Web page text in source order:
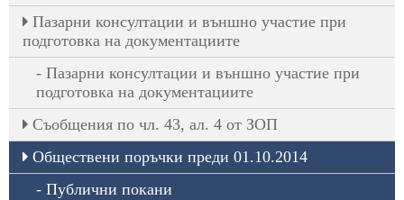
Пазарни консултации и външно участие при
подготовка на документациите
Пазарни консултации и външно участие при
подготовка на документациите
Съобщения по чл. 43, ал. 4 от ЗОП
Обществени поръчки преди 01.10.2014
Публични покани